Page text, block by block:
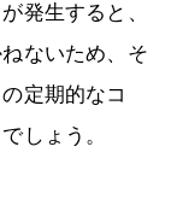
発生すると、
ないため、そ
定期的なコ
しょう。